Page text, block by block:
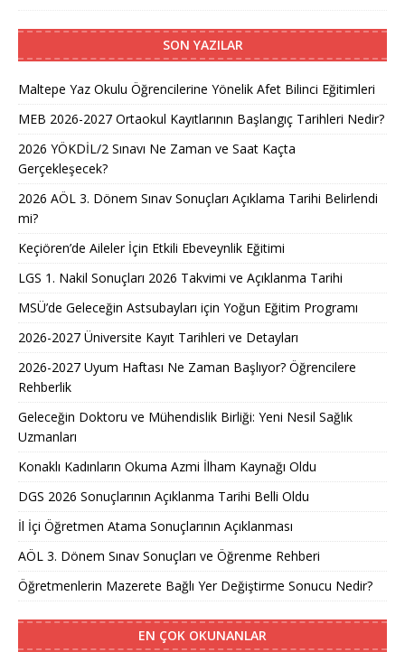
SON YAZILAR
Maltepe Yaz Okulu Öğrencilerine Yönelik Afet Bilinci Eğitimleri
MEB 2026-2027 Ortaokul Kayıtlarının Başlangıç Tarihleri Nedir?
2026 YÖKDİL/2 Sınavı Ne Zaman ve Saat Kaçta
Gerçekleşecek?
2026 AÖL 3. Dönem Sınav Sonuçları Açıklama Tarihi Belirlendi
mi?
Keçiören’de Aileler İçin Etkili Ebeveynlik Eğitimi
LGS 1. Nakil Sonuçları 2026 Takvimi ve Açıklanma Tarihi
MSÜ’de Geleceğin Astsubayları için Yoğun Eğitim Programı
2026-2027 Üniversite Kayıt Tarihleri ve Detayları
2026-2027 Uyum Haftası Ne Zaman Başlıyor? Öğrencilere
Rehberlik
Geleceğin Doktoru ve Mühendislik Birliği: Yeni Nesil Sağlık
Uzmanları
Konaklı Kadınların Okuma Azmi İlham Kaynağı Oldu
DGS 2026 Sonuçlarının Açıklanma Tarihi Belli Oldu
İl İçi Öğretmen Atama Sonuçlarının Açıklanması
AÖL 3. Dönem Sınav Sonuçları ve Öğrenme Rehberi
Öğretmenlerin Mazerete Bağlı Yer Değiştirme Sonucu Nedir?
EN ÇOK OKUNANLAR